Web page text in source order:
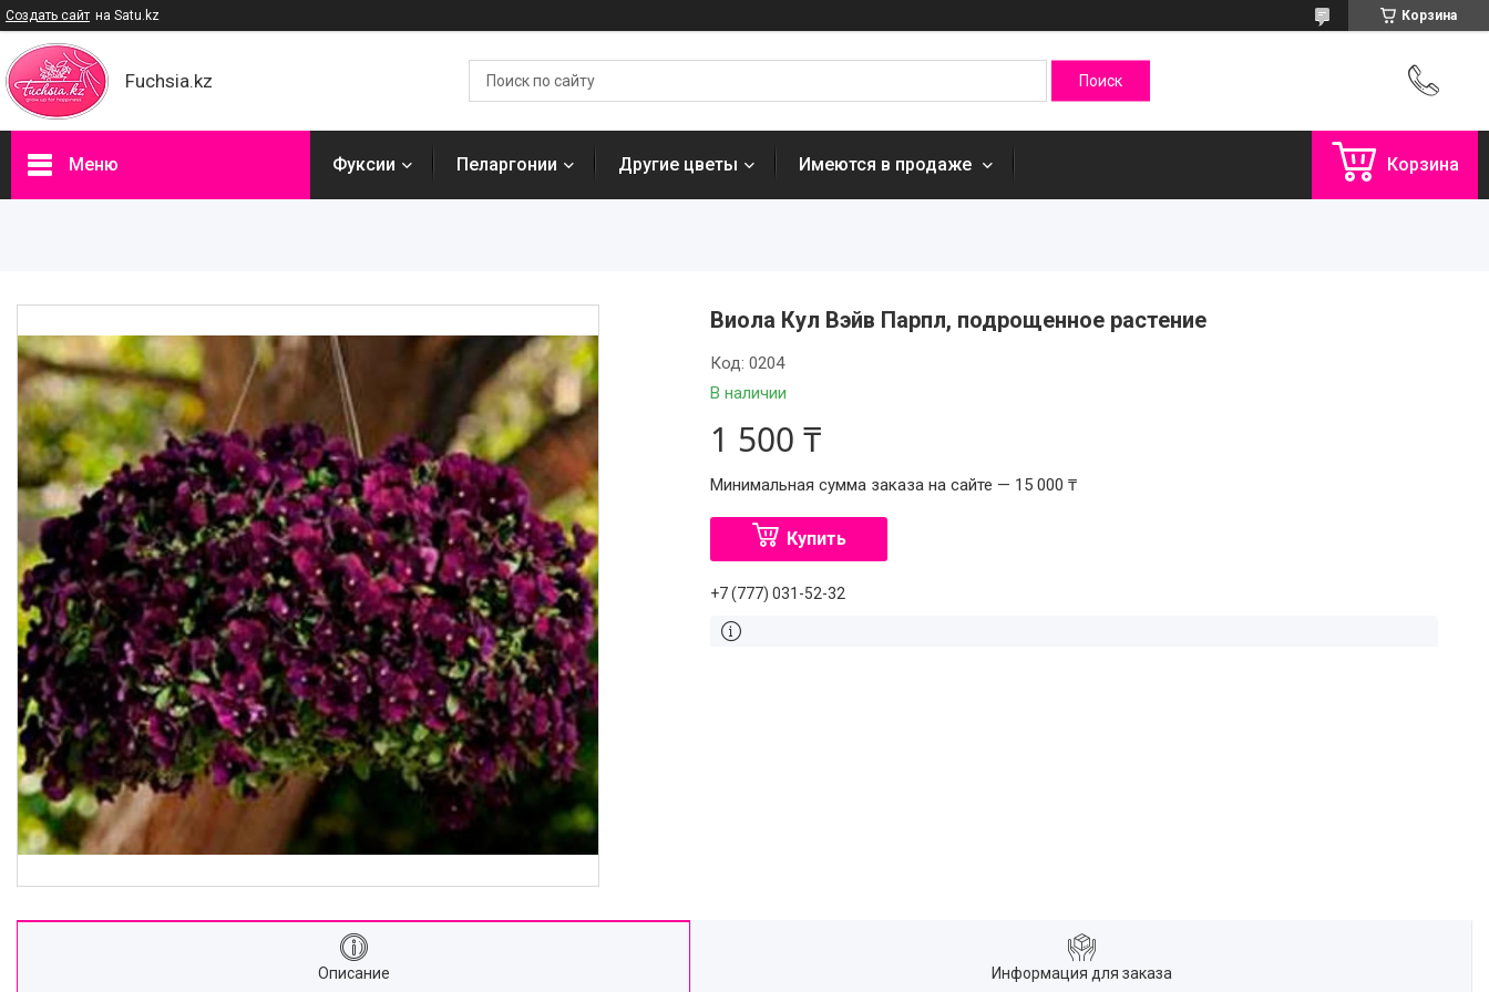
Создать сайт на Satu.kz Корзина
Fuchsia.kz
Меню Фуксии Пеларгонии Другие цветы Имеются в продаже Корзина
Виола Кул Вэйв Парпл, подрощенное растение
В наличии
Код:0204
1 500 ₸
Минимальная сумма заказа на сайте — 15 000 ₸
Купить
+7 (777) 031-52-32
Описание Информация для заказа